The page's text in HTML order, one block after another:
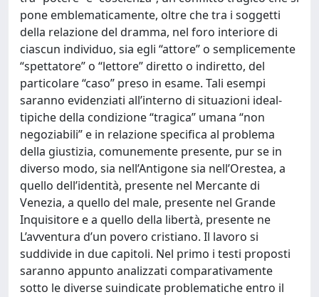
pone emblematicamente, oltre che tra i soggetti
della relazione del dramma, nel foro interiore di
ciascun individuo, sia egli “attore” o semplicemente
“spettatore” o “lettore” diretto o indiretto, del
particolare “caso” preso in esame. Tali esempi
saranno evidenziati all’interno di situazioni ideal-
tipiche della condizione “tragica” umana “non
negoziabili” e in relazione specifica al problema
della giustizia, comunemente presente, pur se in
diverso modo, sia nell’Antigone sia nell’Orestea, a
quello dell’identità, presente nel Mercante di
Venezia, a quello del male, presente nel Grande
Inquisitore e a quello della libertà, presente ne
L’avventura d’un povero cristiano. Il lavoro si
suddivide in due capitoli. Nel primo i testi proposti
saranno appunto analizzati comparativamente
sotto le diverse suindicate problematiche entro il